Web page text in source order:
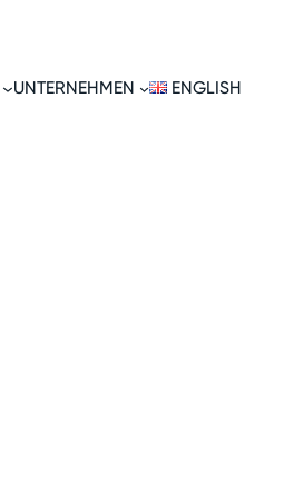
UNTERNEHMEN ENGLISH